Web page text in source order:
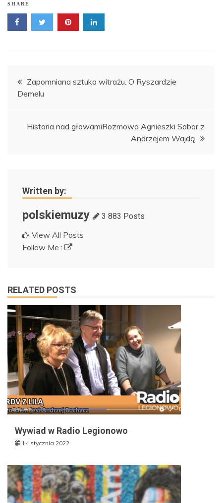
SHARE
Nawigacja
wpisu
Zapomniana sztuka witrażu. O Ryszardzie
Demelu
Historia nad głowamiRozmowa Agnieszki Sabor z
Andrzejem Wajdą
Written by:
polskiemuzy 3 883 Posts
View All Posts
Follow Me :
RELATED POSTS
Wywiad w Radio Legionowo
14 stycznia 2022